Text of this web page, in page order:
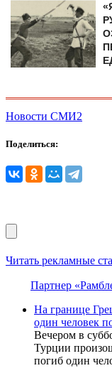
Новости СМИ2
Поделиться:
Читать рекламные
Партнер
На границе
один человек
Вечером в
Турции
погиб один